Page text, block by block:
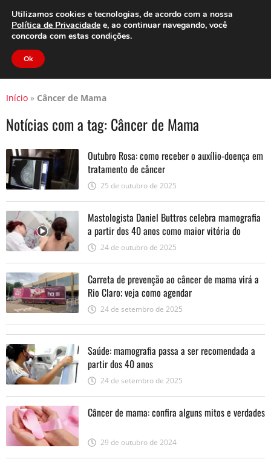
Clube do Assinante Área do Assinante
Início » Câncer de Mama
Notícias com a tag: Câncer de Mama
Outubro Rosa: como receber o auxílio-doença em
tratamento de câncer
25 de outubro de 2025
Mastologista Daniel Buttros celebra mamografia
a partir dos 40 anos como maior vitória do
Outubro Rosa
24 de outubro de 2025
Carreta de prevenção ao câncer de mama virá a
Rio Claro; veja como agendar
24 de setembro de 2025
Saúde: mamografia passa a ser recomendada a
partir dos 40 anos
24 de setembro de 2025
Câncer de mama: confira alguns mitos e verdades
29 de outubro de 2024
Utilizamos cookies e tecnologias, de acordo com a nossa
Política de Privacidade e, ao continuar navegando, você
concorda com estas condições.
Ok